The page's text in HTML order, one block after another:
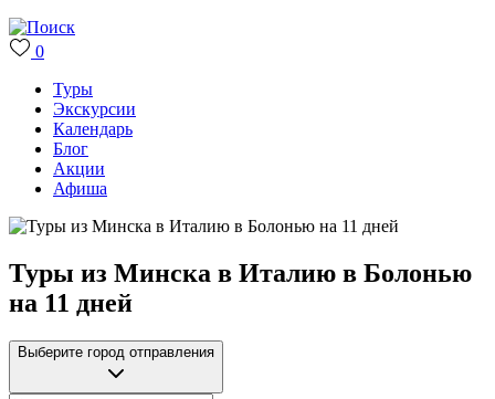
0
Туры
Экскурсии
Календарь
Блог
Акции
Афиша
Туры из Минска в Италию в Болонью
на 11 дней
Выберите город отправления